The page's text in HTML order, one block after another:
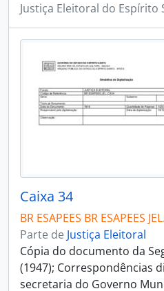
Justiça Eleitoral do Espírito
Caixa 34
BR ESAPEES BR ESAPEES
Parte de Justiça Eleitoral
Cópia do documento da
(1947); Correspondências
secretaria do Governo